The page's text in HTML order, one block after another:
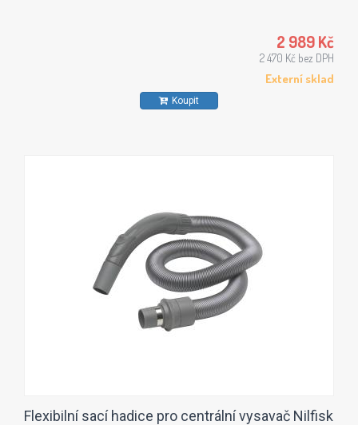
2 989 Kč
2 470 Kč bez DPH
Externí sklad
Koupit
Flexibilní sací hadice pro centrální vysavač Nilfisk